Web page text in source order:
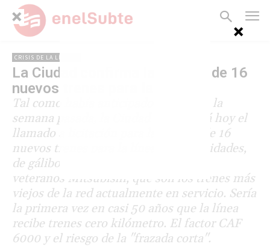
CRISIS DE LA LÍNEA B
La Ciudad confirma la compra de 16
nuevos trenes para la línea B
Tal como había anticipado enelSubte la
semana pasada, la Ciudad oficializará hoy el
llamado a licitación para la compra de 16
nuevos trenes para la línea B. Las unidades,
de gálibo ancho, reemplazarán a los
veteranos Mitsubishi, que son los trenes más
viejos de la red actualmente en servicio. Sería
la primera vez en casi 50 años que la línea
recibe trenes cero kilómetro. El factor CAF
6000 y el riesgo de la "frazada corta".